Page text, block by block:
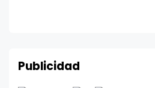
Publicidad